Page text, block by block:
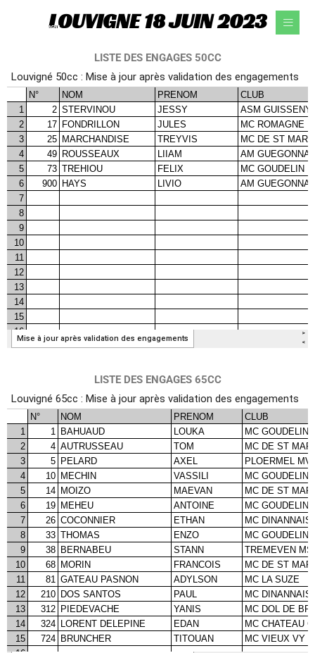
LOUVIGNE 18 JUIN 2023
LISTE DES ENGAGES 50CC
LISTE DES ENGAGES 65CC